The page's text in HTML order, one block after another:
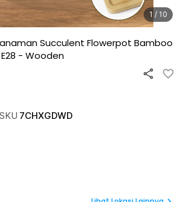
1 / 10
Succulent Flowerpot Bamboo
- Wooden
SKU 7CHXGDWD